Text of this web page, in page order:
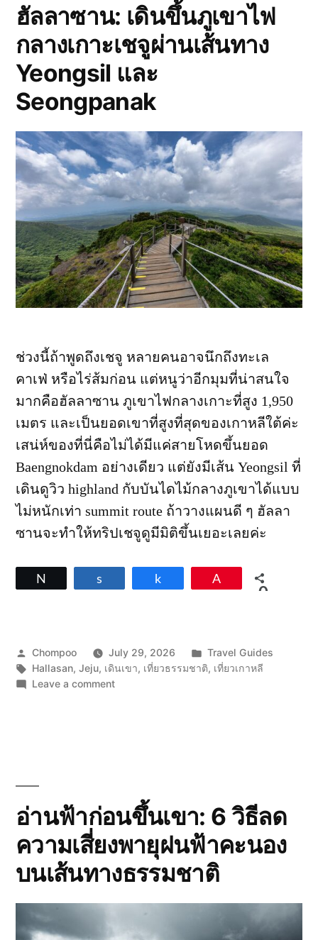
แรง
ปี
2026
ฮัลลาซาน: เดินขึ้นภูเขาไฟ
กลางเกาะเชจูผ่านเส้นทาง
Yeongsil และ
Seongpanak
ช่วงนี้ถ้าพูดถึงเชจู หลายคนอาจนึกถึงทะเล
คาเฟ่ หรือไร่ส้มก่อน แต่หนูว่าอีกมุมที่น่าสนใจ
มากคือฮัลลาซาน ภูเขาไฟกลางเกาะที่สูง 1,950
เมตร และเป็นยอดเขาที่สูงที่สุดของเกาหลีใต้ค่ะ
เสน่ห์ของที่นี่คือไม่ได้มีแค่สายโหดขึ้นยอด
Baengnokdam อย่างเดียว แต่ยังมีเส้น Yeongsil ที่
เดินดูวิว highland กับบันไดไม้กลางภูเขาได้แบบ
ไม่หนักเท่า summit route ถ้าวางแผนดี ๆ ฮัลลา
ซานจะทำให้ทริปเชจูดูมีมิติขึ้นเยอะเลยค่ะ
0
Posted
by
Chompoo July 29, 2026
Posted
in
Travel Guides
Tags:
Hallasan,Jeju, เดินเขา, เที่ยวธรรมชาติ, เที่ยวเกาหลี
Leave a commenton
เกาะ
เช
จู
ผ่าน
เส้น
ทาง
Yeongsil
Seongpanak
อ่านฟ้าก่อนขึ้นเขา: 6 วิธีลด
ความเสี่ยงพายุฝนฟ้าคะนอง
บนเส้นทางธรรมชาติ